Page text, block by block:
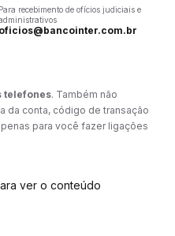
Para recebimento de ofícios judiciais e
oficios@bancointer.com.br
telefones. Também não
da conta, código de transação
para você fazer ligações
ver o conteúdo